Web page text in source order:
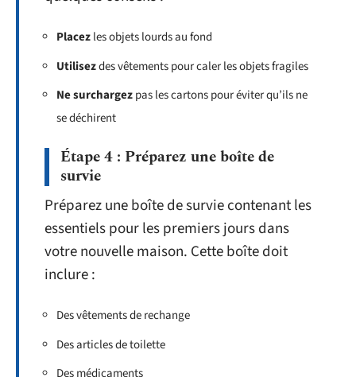
Placezles objets lourds au fond
Utilisezdes vêtements pour caler les objets fragiles
Ne surchargezpas les cartons pour éviter qu’ils ne
se déchirent
Étape 4 : Préparez une boîte de
survie
Préparez une boîte de survie contenant les
essentiels pour les premiers jours dans
votre nouvelle maison. Cette boîte doit
inclure :
Des vêtements de rechange
Des articles de toilette
Des médicaments